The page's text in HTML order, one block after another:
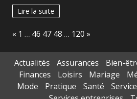
Lire la suite
Page:
Previous
« 1 … 46 47 48 … 120 Next
»
Actualités Assurances Bien-
Finances
Loisirs Mariage
Mode
Pratique Santé